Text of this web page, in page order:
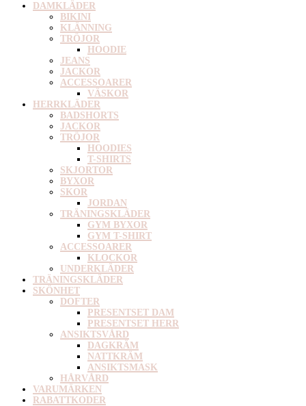
DAMKLÄDER
BIKINI
KLÄNNING
TRÖJOR
HOODIE
JEANS
JACKOR
ACCESSOARER
VÄSKOR
HERRKLÄDER
BADSHORTS
JACKOR
TRÖJOR
HOODIES
T-SHIRTS
SKJORTOR
BYXOR
SKOR
JORDAN
TRÄNINGSKLÄDER
GYM BYXOR
GYM T-SHIRT
ACCESSOARER
KLOCKOR
UNDERKLÄDER
TRÄNINGSKLÄDER
SKÖNHET
DOFTER
PRESENTSET DAM
PRESENTSET HERR
ANSIKTSVÅRD
DAGKRÄM
NATTKRÄM
ANSIKTSMASK
HÅRVÅRD
VARUMÄRKEN
RABATTKODER